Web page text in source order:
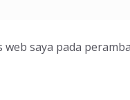
web saya pada